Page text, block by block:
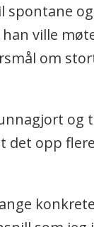
spontane
ville
om
og
det opp